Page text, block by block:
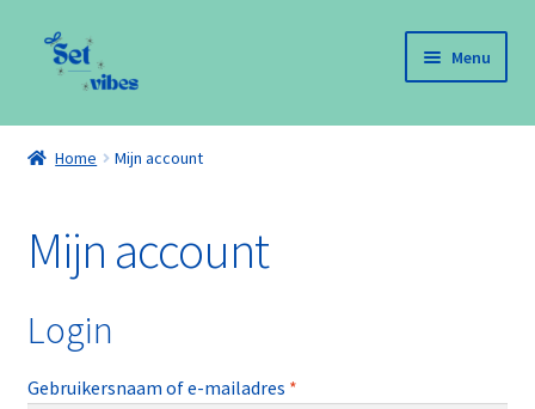
Ga
door
navigatie
Ga
naar
inhoud
Menu
Home
Afrekenen
Winkelwagen
Home Mijn account
Mijn account
Login
Gebruikersnaam of e-mailadres *Vereist